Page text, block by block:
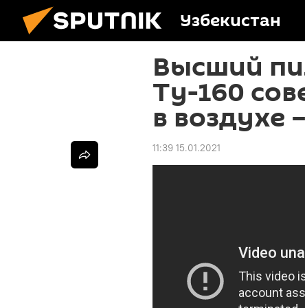
Узбекистан
Высший
Ту-160
в воздухе
11:39 15.01.2021